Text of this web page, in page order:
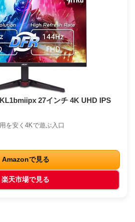
27インチ 4K UHD IPS
を安く4Kで遊ぶ入口
Amazonで見る
楽天市場で見る